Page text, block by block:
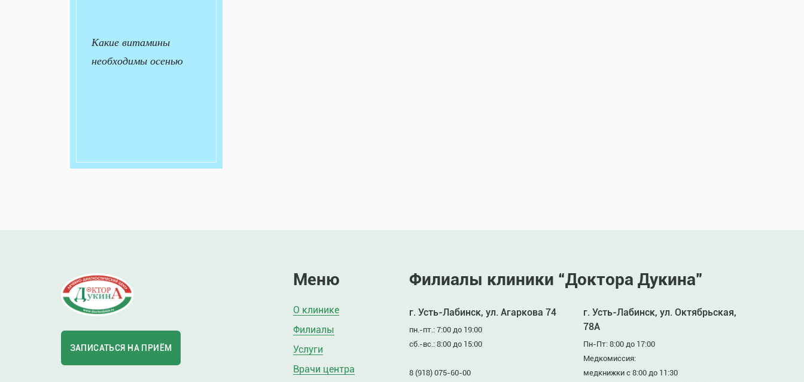
Какие витамины
необходимы осенью
ЗАПИСАТЬСЯ НА ПРИЁМ
Меню
О клинике
Филиалы
Услуги
Врачи центра
Филиалы клиники “Доктора Дукина”
г. Усть-Лабинск, ул. Агаркова 74
пн.-пт.: 7:00 до 19:00
сб.-вс.: 8:00 до 15:00
8 (918) 075-60-00
г. Усть-Лабинск, ул. Октябрьская,
78А
Пн-Пт: 8:00 до 17:00
Медкомиссия:
медкнижки с 8:00 до 11:30